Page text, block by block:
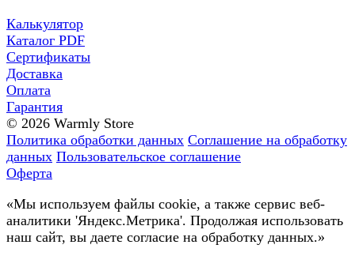
Калькулятор
Каталог PDF
Сертификаты
Доставка
Оплата
Гарантия
© 2026 Warmly Store
Политика обработки данных Соглашение на обработку
данных Пользовательское соглашение
Оферта
«Мы используем файлы cookie, а также сервис веб-
аналитики 'Яндекс.Метрика'. Продолжая использовать
наш сайт, вы даете согласие на обработку данных.»